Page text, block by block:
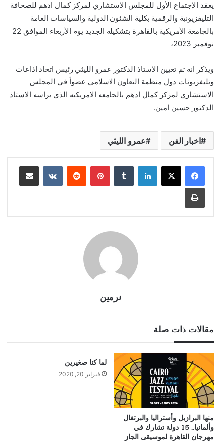
يعقد الإجتماع الأول للمجلس الاستشاري لمركز كمال ادهم للصحافة
التليفزيونية والرقمية بكلية الشئون الدولية والسياسات العامة
بالجامعة الأمريكية بالقاهرة بتشكيله الجديد يوم الأربعاء الموافق 22
نوفمبر 2023، ‏
ويذكر انه تم تعيين الاستاذ الدكتور عمرو الليثي رئيس اتحاد اذاعات
وتليفزيونات دول منظمة التعاون الاسلامي عضواً في المجلس
الاستشاري لمزكز كمال ادهم بالجامعه الامريكيه الذي يراسه الاستاذ
الدكتور حسين امين.
اخبار الفن عمرو الليثي
لينكدإن بينتيريست مشاركة عبر البريد
طباعة
نرمين
مقالات ذات صلة
منها البرازيل وأستراليا والبرتغال
وألمانيا.. 15 دولة تشارك في
مهرجان القاهرة لموسيقى الجاز
لما كنا صغيرين
فبراير 20, 2020